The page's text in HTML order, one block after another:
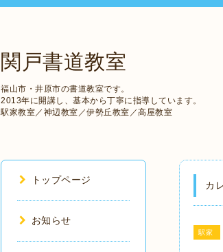
関戸書道教室
福山市・井原市の書道教室です。
2013年に開講し、基本から丁寧に指導しています。
駅家教室／神辺教室／伊勢丘教室／高屋教室
カ
駅家
トップページ
お知らせ